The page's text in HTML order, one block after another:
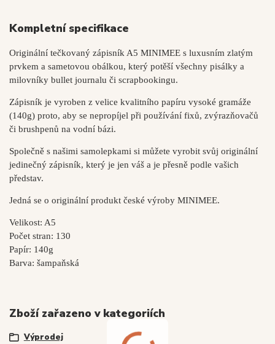
Kompletní specifikace
Originální tečkovaný zápisník A5 MINIMEE s luxusním zlatým
prvkem a sametovou obálkou, který potěší všechny pisálky a
milovníky bullet journalu či scrapbookingu.
Zápisník je vyroben z velice kvalitního papíru vysoké gramáže
(140g) proto, aby se nepropíjel při používání fixů, zvýrazňovačů
či brushpenů na vodní bázi.
Společně s našimi samolepkami si můžete vyrobit svůj originální
jedinečný zápisník, který je jen váš a je přesně podle vašich
představ.
Jedná se o originální produkt české výroby MINIMEE.
Velikost: A5
Počet stran: 130
Papír: 140g
Barva: šampaňská
Zboží zařazeno v kategoriích
Výprodej